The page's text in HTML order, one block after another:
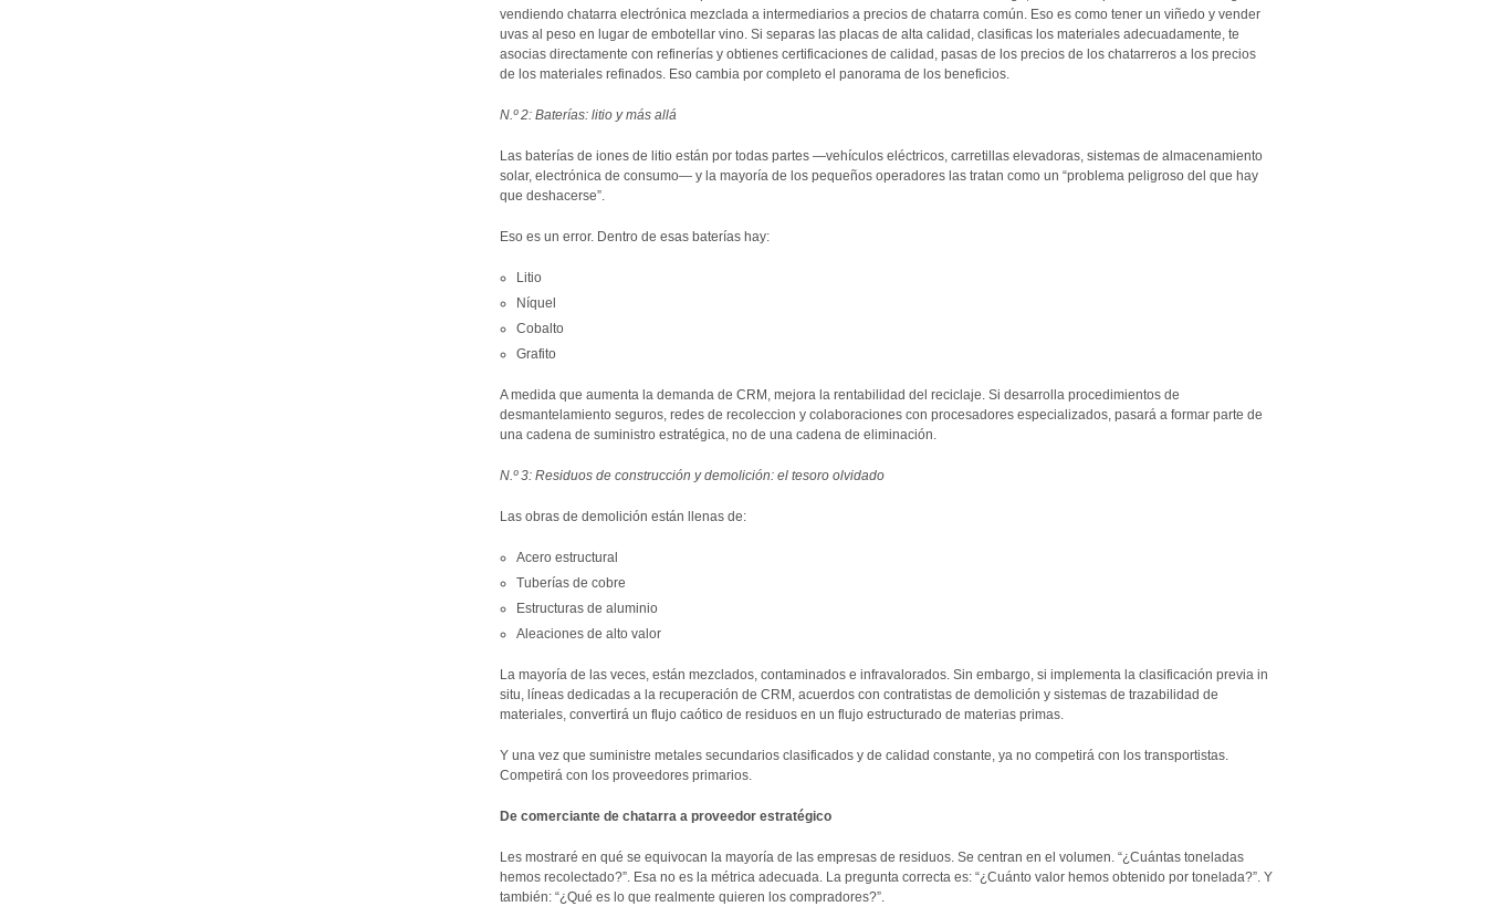
vendiendo chatarra electrónica mezclada a intermediarios a precios de chatarra común. Eso es como tener un viñedo y vender
uvas al peso en lugar de embotellar vino. Si separas las placas de alta calidad, clasificas los materiales adecuadamente, te
asocias directamente con refinerías y obtienes certificaciones de calidad, pasas de los precios de los chatarreros a los precios
de los materiales refinados. Eso cambia por completo el panorama de los beneficios.
N.º 2: Baterías: litio y más allá
Las baterías de iones de litio están por todas partes —vehículos eléctricos, carretillas elevadoras, sistemas de almacenamiento
solar, electrónica de consumo— y la mayoría de los pequeños operadores las tratan como un “problema peligroso del que hay
que deshacerse”.
Eso es un error. Dentro de esas baterías hay:
Litio
Níquel
Cobalto
Grafito
A medida que aumenta la demanda de CRM, mejora la rentabilidad del reciclaje. Si desarrolla procedimientos de
desmantelamiento seguros, redes de recoleccion y colaboraciones con procesadores especializados, pasará a formar parte de
una cadena de suministro estratégica, no de una cadena de eliminación.
N.º 3: Residuos de construcción y demolición: el tesoro olvidado
Las obras de demolición están llenas de:
Acero estructural
Tuberías de cobre
Estructuras de aluminio
Aleaciones de alto valor
La mayoría de las veces, están mezclados, contaminados e infravalorados. Sin embargo, si implementa la clasificación previa in
situ, líneas dedicadas a la recuperación de CRM, acuerdos con contratistas de demolición y sistemas de trazabilidad de
materiales, convertirá un flujo caótico de residuos en un flujo estructurado de materias primas.
Y una vez que suministre metales secundarios clasificados y de calidad constante, ya no competirá con los transportistas.
Competirá con los proveedores primarios.
De comerciante de chatarra a proveedor estratégico
Les mostraré en qué se equivocan la mayoría de las empresas de residuos. Se centran en el volumen. “¿Cuántas toneladas
hemos recolectado?”. Esa no es la métrica adecuada. La pregunta correcta es: “¿Cuánto valor hemos obtenido por tonelada?”. Y
también: “¿Qué es lo que realmente quieren los compradores?”.